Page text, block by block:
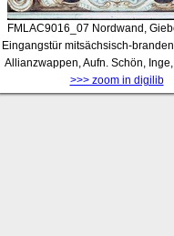
FMLAC9016_07 Nordwand,
Eingangstür mitsächsisch-
Allianzwappen, Aufn. Schön,
>>> zoom in digilib